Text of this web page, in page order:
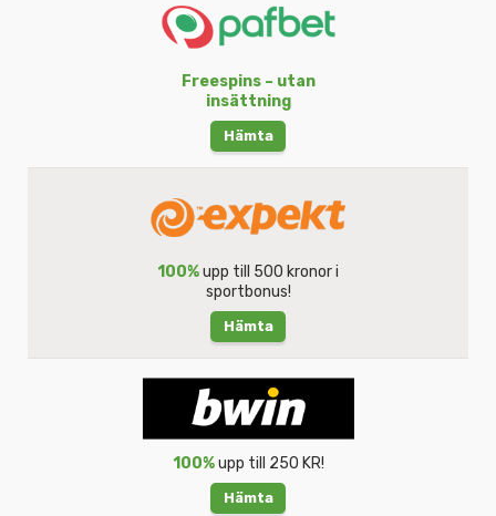
Freespins – utan
insättning
Hämta
100%upp till 500 kronor i
sportbonus!
Hämta
100%upp till 250 KR!
Hämta